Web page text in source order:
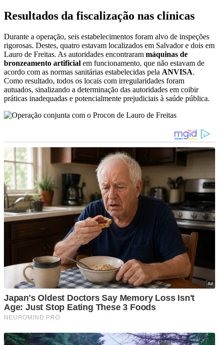
Resultados da fiscalização nas clínicas
Durante a operação, seis estabelecimentos foram alvo de inspeções
rigorosas. Destes, quatro estavam localizados em Salvador e dois em
Lauro de Freitas. As autoridades encontraram máquinas de
bronzeamento artificial em funcionamento, que não estavam de
acordo com as normas sanitárias estabelecidas pela ANVISA.
Como resultado, todos os locais com irregularidades foram
autuados, sinalizando a determinação das autoridades em coibir
práticas inadequadas e potencialmente prejudiciais à saúde pública.